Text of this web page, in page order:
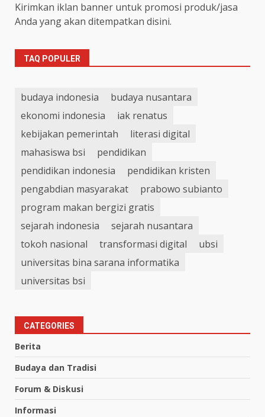
Kirimkan iklan banner untuk promosi produk/jasa
Anda yang akan ditempatkan disini.
TAQ POPULER
budaya indonesia
budaya nusantara
ekonomi indonesia
iak renatus
kebijakan pemerintah
literasi digital
mahasiswa bsi
pendidikan
pendidikan indonesia
pendidikan kristen
pengabdian masyarakat
prabowo subianto
program makan bergizi gratis
sejarah indonesia
sejarah nusantara
tokoh nasional
transformasi digital
ubsi
universitas bina sarana informatika
universitas bsi
CATEGORIES
Berita
Budaya dan Tradisi
Forum & Diskusi
Informasi